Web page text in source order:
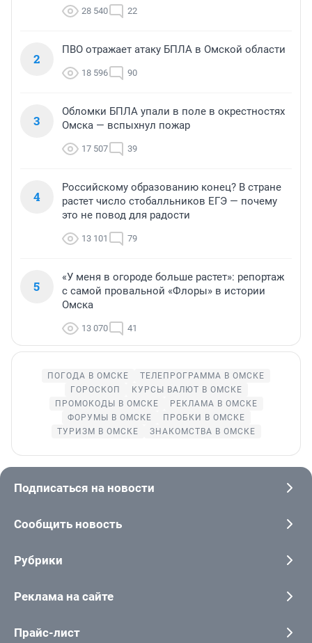
28 540 22
2
ПВО отражает атаку БПЛА в Омской области
18 596 90
3
Обломки БПЛА упали в поле в окрестностях
Омска — вспыхнул пожар
17 507 39
4
Российскому образованию конец? В стране
растет число стобалльников ЕГЭ — почему
это не повод для радости
13 101 79
5
«У меня в огороде больше растет»: репортаж
с самой провальной «Флоры» в истории
Омска
13 070 41
ПОГОДА В ОМСКЕ
ТЕЛЕПРОГРАММА В ОМСКЕ
ГОРОСКОП
КУРСЫ ВАЛЮТ В ОМСКЕ
ПРОМОКОДЫ В ОМСКЕ
РЕКЛАМА В ОМСКЕ
ФОРУМЫ В ОМСКЕ
ПРОБКИ В ОМСКЕ
ТУРИЗМ В ОМСКЕ
ЗНАКОМСТВА В ОМСКЕ
Подписаться на новости
Сообщить новость
Рубрики
Реклама на сайте
Прайс-лист